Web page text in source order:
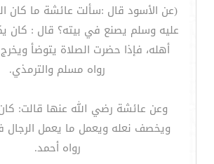
(عن الأسود قال :سألت عائشة ما كان
عليه وسلم يصنع في بيته؟ قال : كان
أهله، فإذا حضرت الصلاة يتوضأ
رواه مسلم والترمذي.
وعن عائشة رضي الله عنها قالت:
ويخصف نعله ويعمل ما يعمل
رواه أحمد.